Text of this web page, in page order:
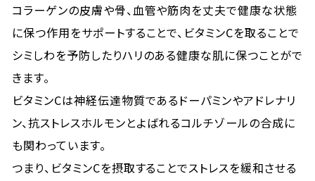
コラーゲンの皮膚や骨、血管や筋肉を丈夫で健康な状態
に保つ作用をサポートすることで、ビタミンCを取ることで
シミしわを予防したりハリのある健康な肌に保つことがで
きます。
ビタミンCは神経伝達物質であるドーパミンやアドレナリ
ン、抗ストレスホルモンとよばれるコルチゾールの合成に
も関わっています。
つまり、ビタミンCを摂取することでストレスを緩和させる